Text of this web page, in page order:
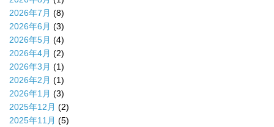
2026年7月 (8)
2026年6月 (3)
2026年5月 (4)
2026年4月 (2)
2026年3月 (1)
2026年2月 (1)
2026年1月 (3)
2025年12月 (2)
2025年11月 (5)